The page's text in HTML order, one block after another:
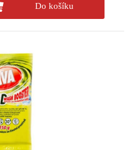
Do košíku